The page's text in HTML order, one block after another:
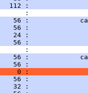
112 :
:
56 :
56 :
24 :
56 :
:
56 :
56 :
0 :
56 :
32 :